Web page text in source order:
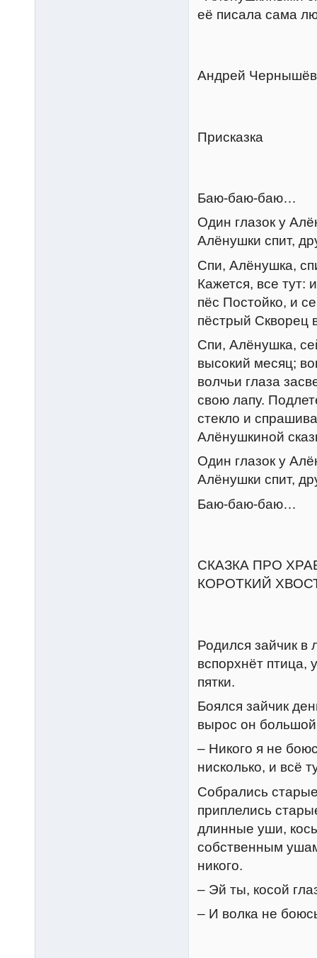
её писала сама
Андрей Чернышёв
Присказка
Баю-баю-баю…
Один глазок у
Алёнушки спит,
Спи, Алёнушка,
Кажется, все тут:
пёс Постойко, и
пёстрый Скворец
Спи, Алёнушка,
высокий месяц;
волчьи глаза
свою лапу.
стекло и
Алёнушкиной
Один глазок у
Алёнушки спит,
Баю-баю-баю…
СКАЗКА ПРО
КОРОТКИЙ
Родился зайчик в
вспорхнёт птица,
пятки.
Боялся зайчик
вырос он
– Никого я не
нисколько, и всё
Собрались
приплелись
длинные уши,
собственным
никого.
– Эй ты, косой
– И волка не